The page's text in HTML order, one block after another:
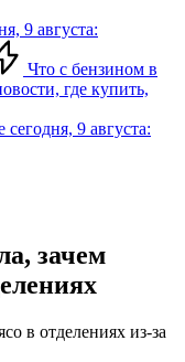
9 августа:
Что с бензином в
где купить,
9 августа:
зачем
в отделениях из-за